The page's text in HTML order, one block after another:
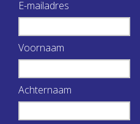
E-mailadres
Voornaam
Achternaam